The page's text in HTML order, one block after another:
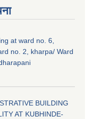
at ward no. 6,
no. 2, kharpa/ Ward
BUILDING
AT KUBHINDE-